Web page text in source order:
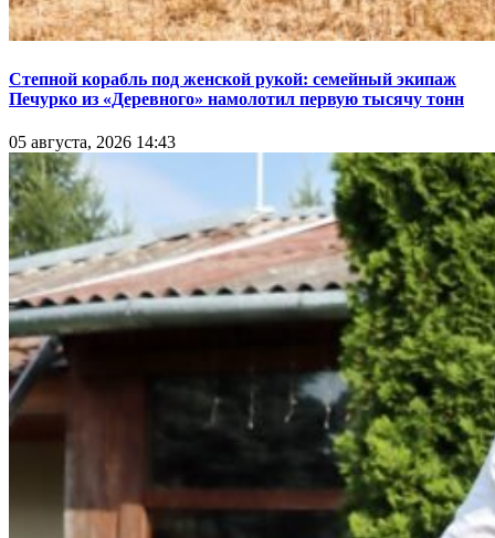
Степной корабль под женской рукой: семейный экипаж
Печурко из «Деревного» намолотил первую тысячу тонн
05 августа, 2026 14:43